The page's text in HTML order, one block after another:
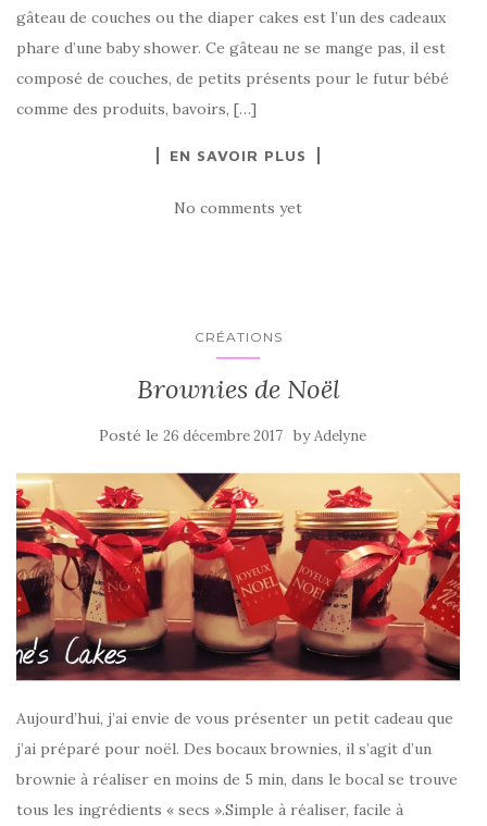
gâteau de couches ou the diaper cakes est l’un des cadeaux
phare d’une baby shower. Ce gâteau ne se mange pas, il est
composé de couches, de petits présents pour le futur bébé
comme des produits, bavoirs, […]
EN SAVOIR PLUS
No comments yet
CRÉATIONS
Brownies de Noël
Posté le 26 décembre 2017 byAdelyne
Aujourd’hui, j’ai envie de vous présenter un petit cadeau que
j’ai préparé pour noël. Des bocaux brownies, il s’agit d’un
brownie à réaliser en moins de 5 min, dans le bocal se trouve
tous les ingrédients « secs ».Simple à réaliser, facile à